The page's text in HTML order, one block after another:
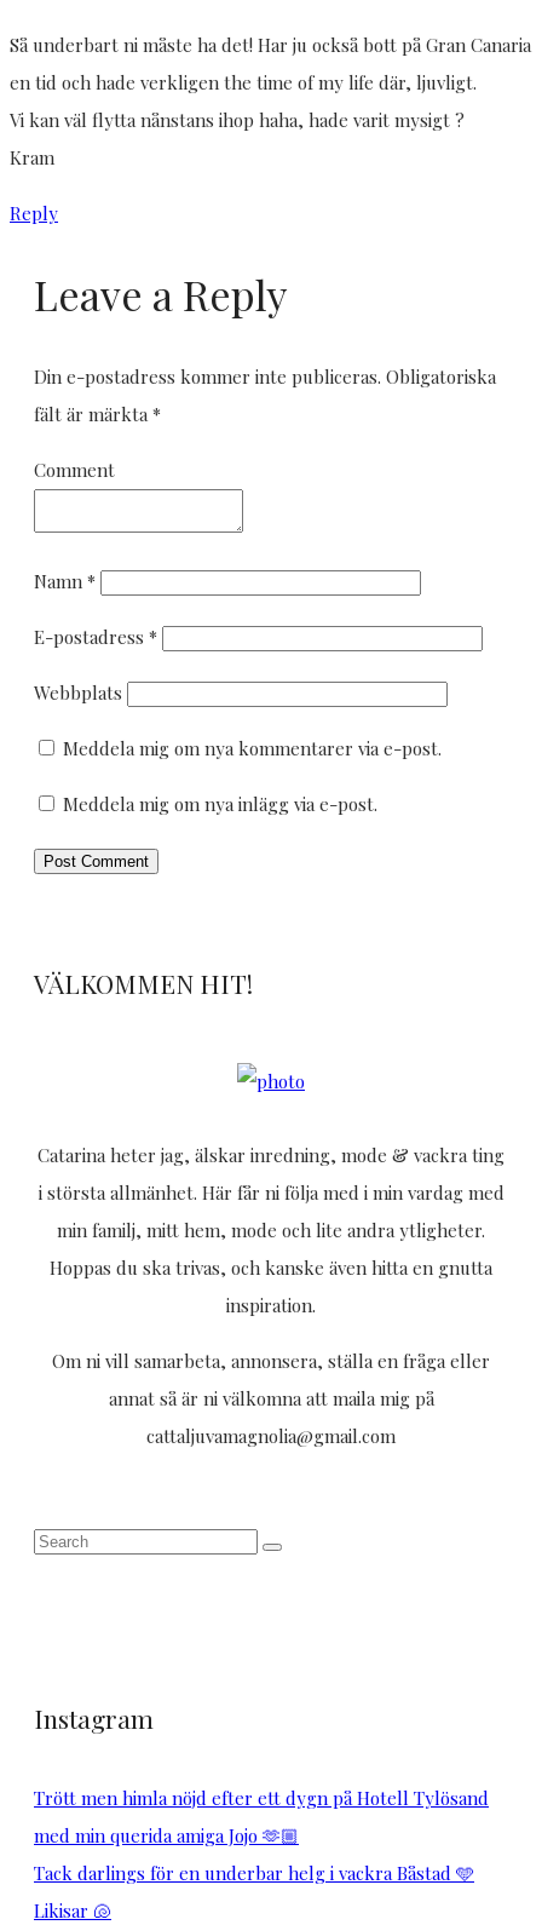
Så underbart ni måste ha det! Har ju också bott på Gran Canaria
en tid och hade verkligen the time of my life där, ljuvligt.
Vi kan väl flytta nånstans ihop haha, hade varit mysigt ?
Kram
Reply
Leave a Reply
Din e-postadress kommer inte publiceras. Obligatoriska
fält är märkta*
Comment
Namn *
E-postadress *
Webbplats
Meddela mig om nya kommentarer via e-post.
Meddela mig om nya inlägg via e-post.
VÄLKOMMEN HIT!
Catarina heter jag, älskar inredning, mode & vackra ting
i största allmänhet. Här får ni följa med i min vardag med
min familj, mitt hem, mode och lite andra ytligheter.
Hoppas du ska trivas, och kanske även hitta en gnutta
inspiration.
Om ni vill samarbeta, annonsera, ställa en fråga eller
annat så är ni välkomna att maila mig på
cattaljuvamagnolia@gmail.com
Instagram
Trött men himla nöjd efter ett dygn på Hotell Tylösand
med min querida amiga Jojo 🫶🏼
Tack darlings för en underbar helg i vackra Båstad 🩵
Likisar 🐚